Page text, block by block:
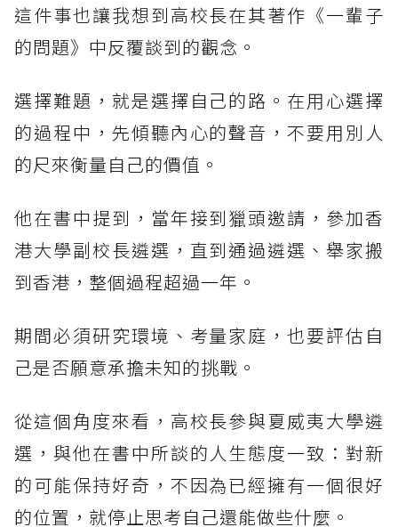
這件事也讓我想到高校長在其著作《一輩子
的問題》中反覆談到的觀念。
選擇難題，就是選擇自己的路。在用心選擇
的過程中，先傾聽內心的聲音，不要用別人
的尺來衡量自己的價值。
他在書中提到，當年接到獵頭邀請，參加香
港大學副校長遴選，直到通過遴選、舉家搬
到香港，整個過程超過一年。
期間必須研究環境、考量家庭，也要評估自
己是否願意承擔未知的挑戰。
從這個角度來看，高校長參與夏威夷大學遴
選，與他在書中所談的人生態度一致：對新
的可能保持好奇，不因為已經擁有一個很好
的位置，就停止思考自己還能做些什麼。